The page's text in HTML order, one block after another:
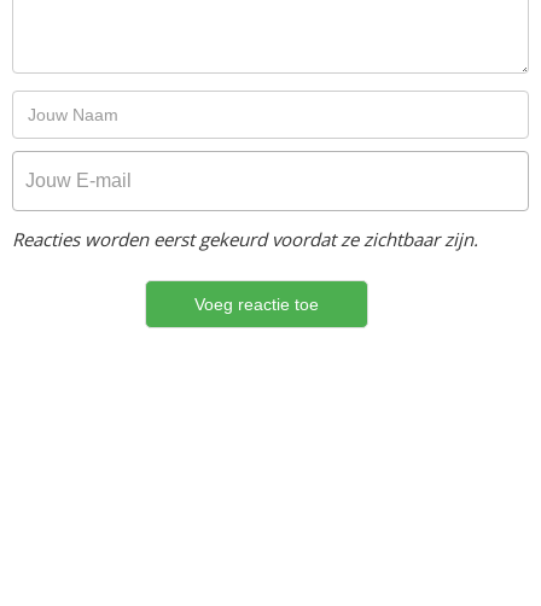
Reacties worden eerst gekeurd voordat ze zichtbaar zijn.